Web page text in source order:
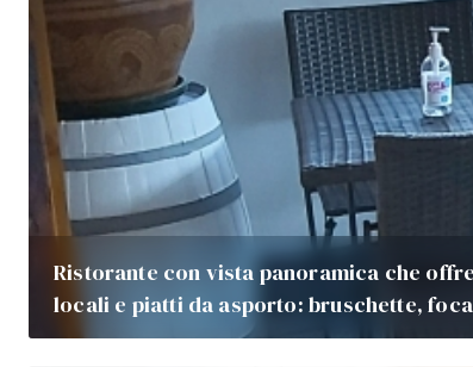
Ristorante con vista panoramica che
locali e piatti da asporto: bruschette,